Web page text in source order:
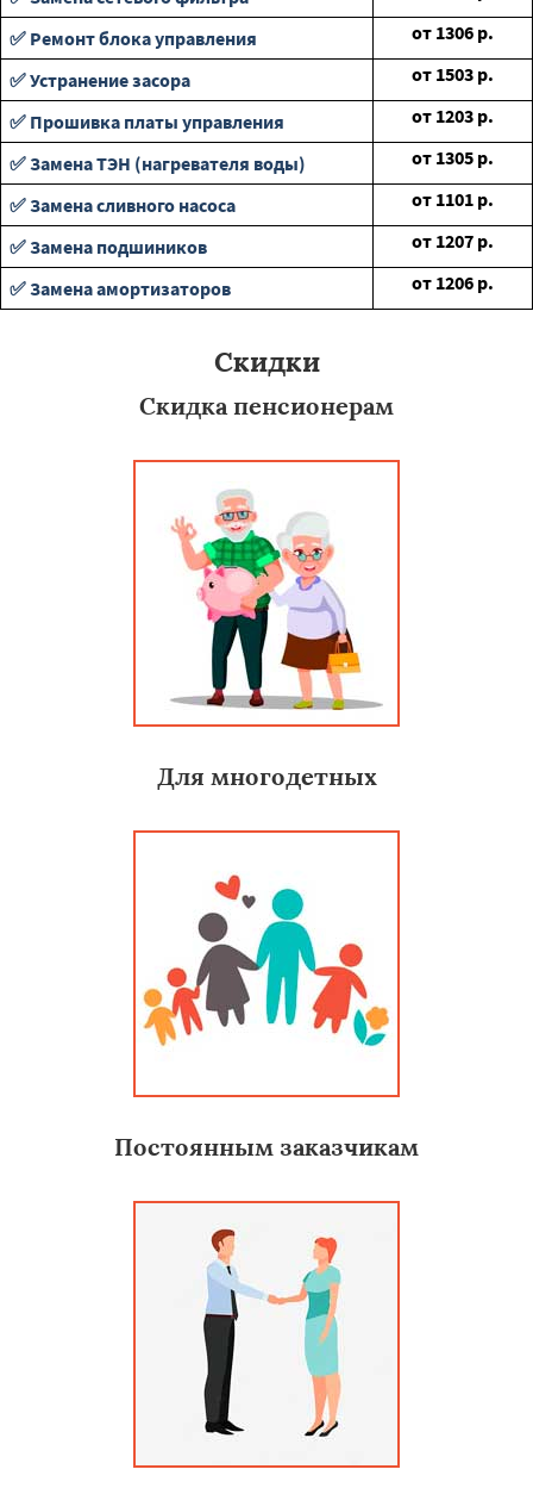
✅ Ремонт блока управления
от 1306 р.
✅ Устранение засора
от 1503 р.
✅ Прошивка платы управления
от 1203 р.
✅ Замена ТЭН (нагревателя воды)
от 1305 р.
✅ Замена сливного насоса
от 1101 р.
✅ Замена подшиников
от 1207 р.
✅ Замена амортизаторов
от 1206 р.
Скидки
Скидка пенсионерам
Для многодетных
Постоянным заказчикам